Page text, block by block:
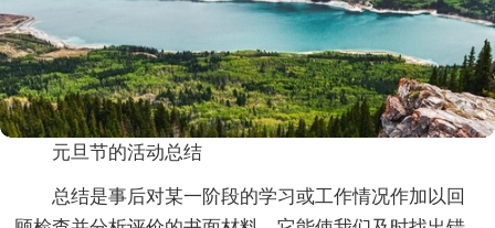
元旦节的活动总结
总结是事后对某一阶段的学习或工作情况作加以回